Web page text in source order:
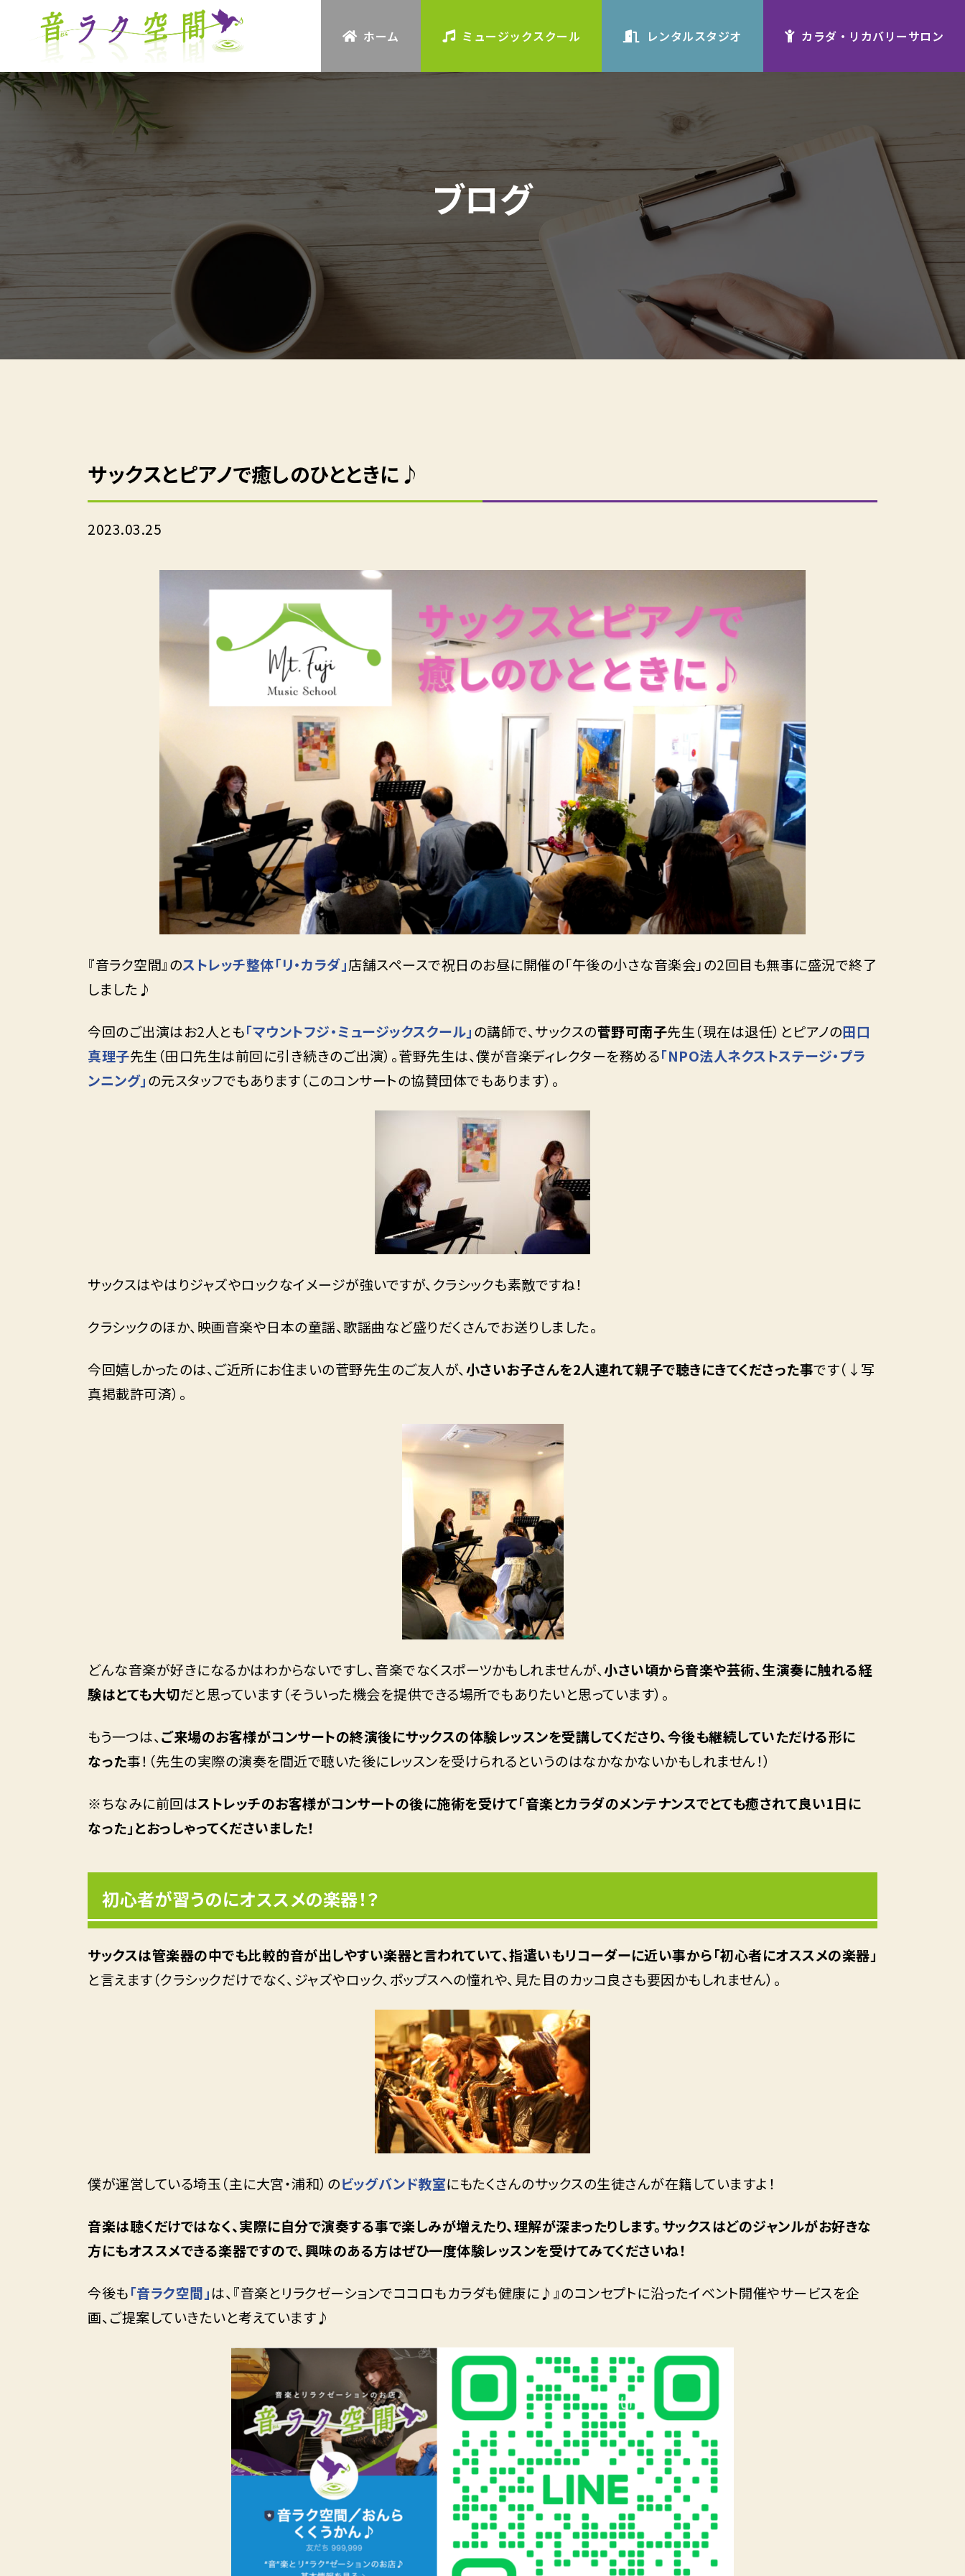
ホーム ミュージックスクール レンタルスタジオ カラダ・リカバリーサロン
ブログ
サックスとピアノで癒しのひとときに♪
2023.03.25
『音ラク空間』のストレッチ整体「リ・カラダ」店舗スペースで祝日のお昼に開催の「午後の小さな音楽会」の2回目も無事に盛況で終了
しました♪
今回のご出演はお2人とも「マウントフジ・ミュージックスクール」の講師で、サックスの菅野可南子先生（現在は退任）とピアノの田口
真理子先生（田口先生は前回に引き続きのご出演）。菅野先生は、僕が音楽ディレクターを務める「NPO法人ネクストステージ・プラ
ンニング」の元スタッフでもあります（このコンサートの協賛団体でもあります）。
サックスはやはりジャズやロックなイメージが強いですが、クラシックも素敵ですね！
クラシックのほか、映画音楽や日本の童謡、歌謡曲など盛りだくさんでお送りしました。
今回嬉しかったのは、ご近所にお住まいの菅野先生のご友人が、小さいお子さんを2人連れて親子で聴きにきてくださった事です（↓写
真掲載許可済）。
どんな音楽が好きになるかはわからないですし、音楽でなくスポーツかもしれませんが、小さい頃から音楽や芸術、生演奏に触れる経
験はとても大切だと思っています（そういった機会を提供できる場所でもありたいと思っています）。
もう一つは、ご来場のお客様がコンサートの終演後にサックスの体験レッスンを受講してくださり、今後も継続していただける形に
なった事！（先生の実際の演奏を間近で聴いた後にレッスンを受けられるというのはなかなかないかもしれません！）
※ちなみに前回はストレッチのお客様がコンサートの後に施術を受けて「音楽とカラダのメンテナンスでとても癒されて良い1日に
なった」とおっしゃってくださいました！
初心者が習うのにオススメの楽器！？
サックスは管楽器の中でも比較的音が出しやすい楽器と言われていて、指遣いもリコーダーに近い事から「初心者にオススメの楽器」
と言えます（クラシックだけでなく、ジャズやロック、ポップスへの憧れや、見た目のカッコ良さも要因かもしれません）。
僕が運営している埼玉（主に大宮・浦和）のビッグバンド教室にもたくさんのサックスの生徒さんが在籍していますよ！
音楽は聴くだけではなく、実際に自分で演奏する事で楽しみが増えたり、理解が深まったりします。サックスはどのジャンルがお好きな
方にもオススメできる楽器ですので、興味のある方はぜひ一度体験レッスンを受けてみてくださいね！
今後も「音ラク空間」は、『音楽とリラクゼーションでココロもカラダも健康に♪』のコンセプトに沿ったイベント開催やサービスを企
画、ご提案していきたいと考えています♪